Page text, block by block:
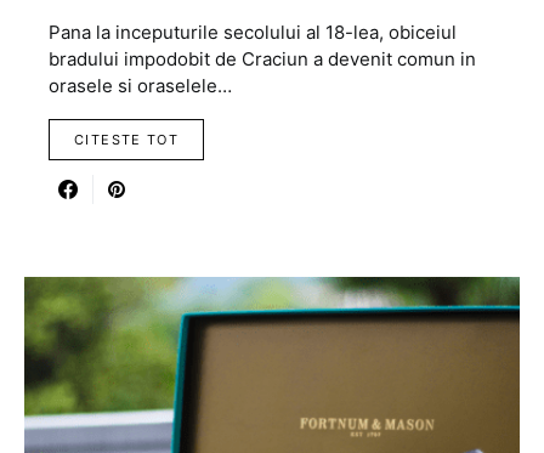
Pana la inceputurile secolului al 18-lea, obiceiul
bradului impodobit de Craciun a devenit comun in
orasele si oraselele…
CITESTE TOT